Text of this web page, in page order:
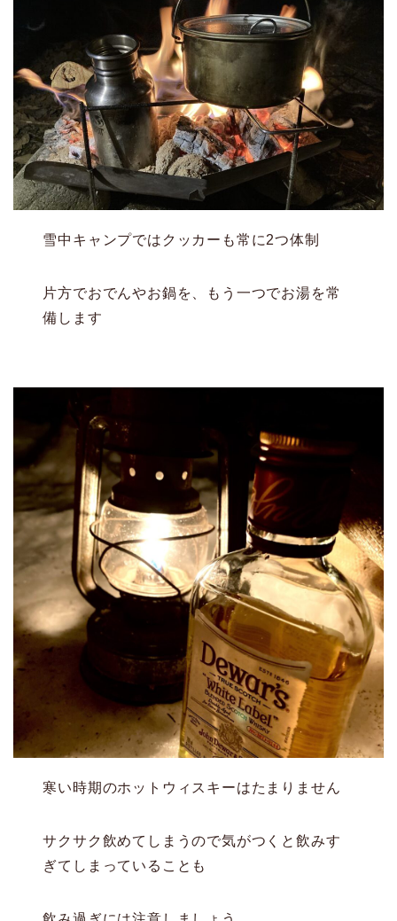
雪中キャンプではクッカーも常に2つ体制
片方でおでんやお鍋を、もう一つでお湯を常
備します
寒い時期のホットウィスキーはたまりません
サクサク飲めてしまうので気がつくと飲みす
ぎてしまっていることも